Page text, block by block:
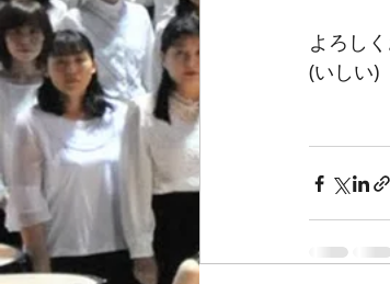
よろし
(いしい)